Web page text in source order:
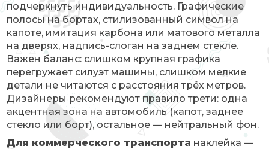
подчеркнуть индивидуальность. Графические
полосы на бортах, стилизованный символ на
капоте, имитация карбона или матового металла
на дверях, надпись-слоган на заднем стекле.
Важен баланс: слишком крупная графика
перегружает силуэт машины, слишком мелкие
детали не читаются с расстояния трёх метров.
Дизайнеры рекомендуют правило трети: одна
акцентная зона на автомобиль (капот, заднее
стекло или борт), остальное — нейтральный фон.
Для коммерческого транспорта наклейка —